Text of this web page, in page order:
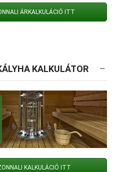
ÁRKALKULÁCIÓ ITT
KALKULÁTOR
KALKULÁCIÓ ITT